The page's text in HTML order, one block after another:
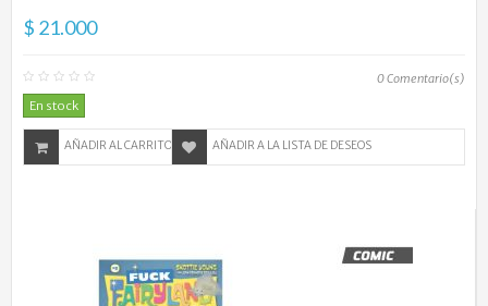
$ 21.000
0Comentario(s)
En stock
AÑADIR AL CARRITO AÑADIR A LA LISTA DE DESEOS